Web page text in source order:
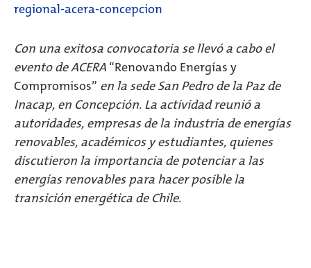
regional-acera-concepcion
Con una exitosa convocatoria se llevó a cabo el
evento de ACERA “Renovando Energías y
Compromisos” en la sede San Pedro de la Paz de
Inacap, en Concepción. La actividad reunió a
autoridades, empresas de la industria de energías
renovables, académicos y estudiantes, quienes
discutieron la importancia de potenciar a las
energías renovables para hacer posible la
transición energética de Chile.